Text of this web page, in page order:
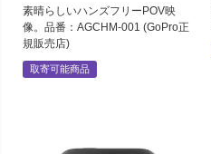
素晴らしいハンズフリーPOV映
像。品番：AGCHM-001 (GoPro正
規販売店)
取寄可能商品